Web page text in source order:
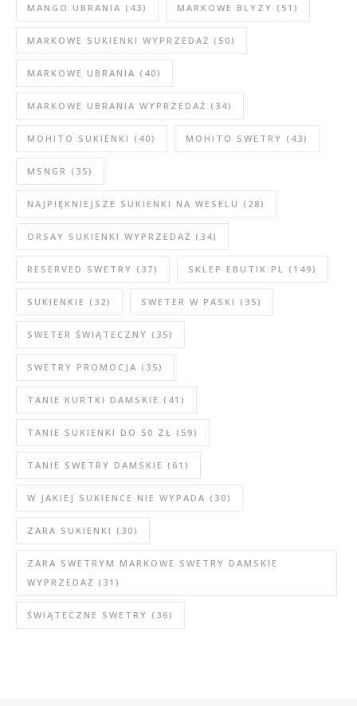
MANGO UBRANIA (43) MARKOWE BLYZY (51)
MARKOWE SUKIENKI WYPRZEDAŻ (50)
MARKOWE UBRANIA (40)
MARKOWE UBRANIA WYPRZEDAŻ (34)
MOHITO SUKIENKI (40) MOHITO SWETRY (43)
MSNGR (35)
NAJPIĘKNIEJSZE SUKIENKI NA WESELU (28)
ORSAY SUKIENKI WYPRZEDAŻ (34)
RESERVED SWETRY (37) SKLEP EBUTIK.PL (149)
SUKIENKIE (32) SWETER W PASKI (35)
SWETER ŚWIĄTECZNY (35)
SWETRY PROMOCJA (35)
TANIE KURTKI DAMSKIE (41)
TANIE SUKIENKI DO 50 ZŁ (59)
TANIE SWETRY DAMSKIE (61)
W JAKIEJ SUKIENCE NIE WYPADA (30)
ZARA SUKIENKI (30)
ZARA SWETRYM MARKOWE SWETRY DAMSKIE
WYPRZEDAŻ (31)
ŚWIĄTECZNE SWETRY (36)